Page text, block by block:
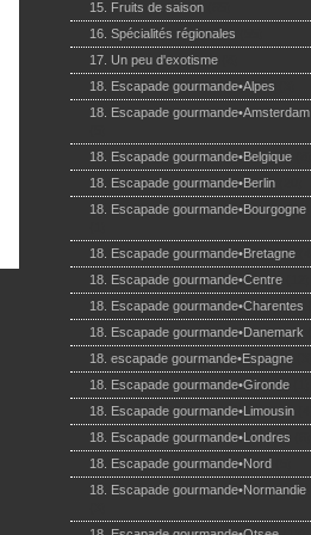
15. Fruits de saison
16. Spécialités régionales
17. Un peu d'exotisme
18. Escapade gourmande•Alpes
18. Escapade gourmande•Amsterdam
18. Escapade gourmande•Belgique
18. Escapade gourmande•Berlin
18. Escapade gourmande•Bourgogne
18. Escapade gourmande•Bretagne
18. Escapade gourmande•Centre
18. Escapade gourmande•Charentes
18. Escapade gourmande•Danemark
18. escapade gourmande•Espagne
18. Escapade gourmande•Gironde
18. Escapade gourmande•Limousin
18. Escapade gourmande•Londres
18. Escapade gourmande•Nord
18. Escapade gourmande•Normandie